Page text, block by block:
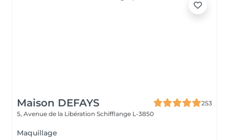
Maison DEFAYS
253
5, Avenue de la Libération Schifflange L-3850
Maquillage